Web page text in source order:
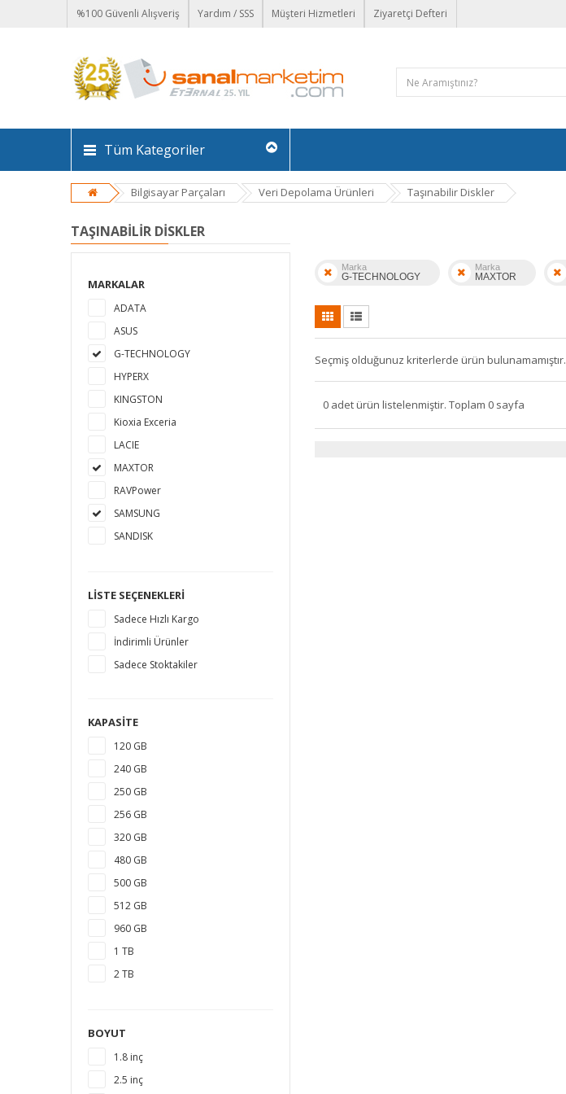
%100 Güvenli Alışveriş Yardım / SSS Müşteri Hizmetleri Ziyaretçi Defteri
Tüm Kategoriler
Bilgisayar Parçaları Veri Depolama Ürünleri Taşınabilir Diskler
TAŞINABILIR DISKLER
MARKALAR
ADATA
ASUS
G-TECHNOLOGY
HYPERX
KINGSTON
Kioxia Exceria
LACIE
MAXTOR
RAVPower
SAMSUNG
SANDISK
WESTERN DIGITAL
LISTE SEÇENEKLERI
Sadece Hızlı Kargo
İndirimli Ürünler
Sadece Stoktakiler
KAPASITE
120 GB
240 GB
250 GB
256 GB
320 GB
480 GB
500 GB
512 GB
960 GB
1 TB
2 TB
6 TB
8 TB
BOYUT
1.8 inç
2.5 inç
Marka
G-TECHNOLOGY
Marka
MAXTOR
Seçmiş olduğunuz kriterlerde ürün bulunamamıştır.
0 adet ürün listelenmiştir. Toplam 0 sayfa